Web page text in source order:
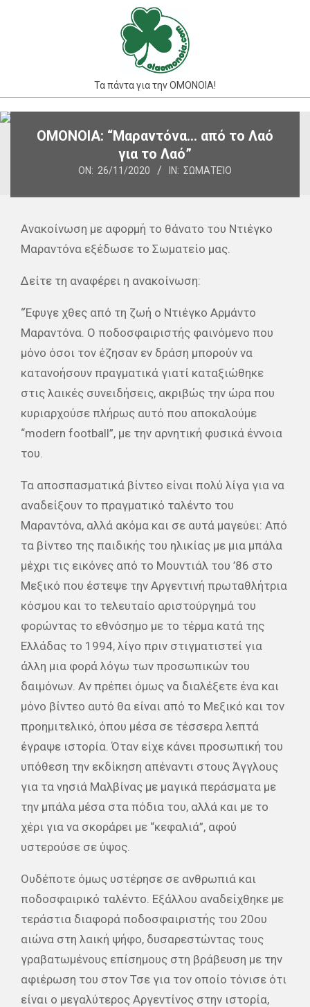
Τα πάντα για την ΟΜΟΝΟΙΑ!
Primary
NavigationΟΜΟΝΟΙΑ: “Μαραντόνα… από το Λαό
για το Λαό”
ON: 26/11/2020 IN: ΣΩΜΑΤΕΊΟ
Ανακοίνωση με αφορμή το θάνατο του Ντιέγκο
Μαραντόνα εξέδωσε το Σωματείο μας.
Δείτε τη αναφέρει η ανακοίνωση:
“Έφυγε χθες από τη ζωή ο Ντιέγκο Αρμάντο
Μαραντόνα. Ο ποδοσφαιριστής φαινόμενο που
μόνο όσοι τον έζησαν εν δράση μπορούν να
κατανοήσουν πραγματικά γιατί καταξιώθηκε
στις λαικές συνειδήσεις, ακριβώς την ώρα που
κυριαρχούσε πλήρως αυτό που αποκαλούμε
“modern football”, με την αρνητική φυσικά έννοια
του.
Τα αποσπασματικά βίντεο είναι πολύ λίγα για να
αναδείξουν το πραγματικό ταλέντο του
Μαραντόνα, αλλά ακόμα και σε αυτά μαγεύει: Από
τα βίντεο της παιδικής του ηλικίας με μια μπάλα
μέχρι τις εικόνες από το Μουντιάλ του ’86 στο
Μεξικό που έστεψε την Αργεντινή πρωταθλήτρια
κόσμου και το τελευταίο αριστούργημά του
φορώντας το εθνόσημο με το τέρμα κατά της
Ελλάδας το 1994, λίγο πριν στιγματιστεί για
άλλη μια φορά λόγω των προσωπικών του
δαιμόνων. Αν πρέπει όμως να διαλέξετε ένα και
μόνο βίντεο αυτό θα είναι από το Μεξικό και τον
προημιτελικό, όπου μέσα σε τέσσερα λεπτά
έγραψε ιστορία. Όταν είχε κάνει προσωπική του
υπόθεση την εκδίκηση απέναντι στους Άγγλους
για τα νησιά Μαλβίνας με μαγικά περάσματα με
την μπάλα μέσα στα πόδια του, αλλά και με το
χέρι για να σκοράρει με “κεφαλιά”, αφού
υστερούσε σε ύψος.
Ουδέποτε όμως υστέρησε σε ανθρωπιά και
ποδοσφαιρικό ταλέντο. Εξάλλου αναδείχθηκε με
τεράστια διαφορά ποδοσφαιριστής του 20ου
αιώνα στη λαική ψήφο, δυσαρεστώντας τους
γραβατωμένους επίσημους στη βράβευση με την
αφιέρωση του στον Τσε για τον οποίο τόνισε ότι
είναι ο μεγαλύτερος Αργεντίνος στην ιστορία,